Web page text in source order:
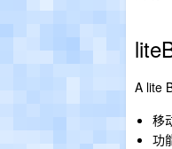
A lite
移
功